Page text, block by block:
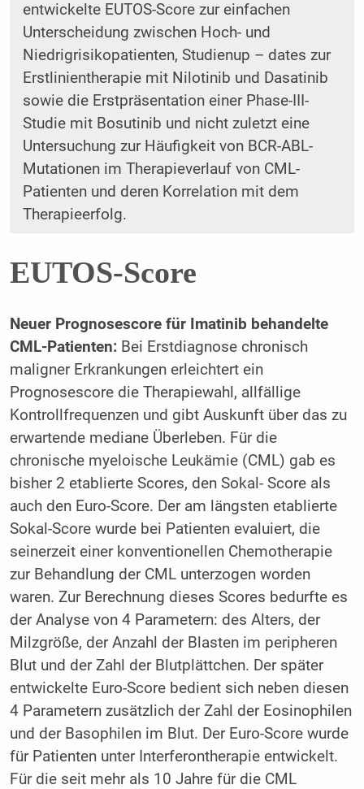
entwickelte EUTOS-Score zur einfachen
Unterscheidung zwischen Hoch- und
Niedrigrisikopatienten, Studienup – dates zur
Erstlinientherapie mit Nilotinib und Dasatinib
sowie die Erstpräsentation einer Phase-III-
Studie mit Bosutinib und nicht zuletzt eine
Untersuchung zur Häufigkeit von BCR-ABL-
Mutationen im Therapieverlauf von CML-
Patienten und deren Korrelation mit dem
Therapieerfolg.
EUTOS-Score
Neuer Prognosescore für Imatinib behandelte
CML-Patienten: Bei Erstdiagnose chronisch
maligner Erkrankungen erleichtert ein
Prognosescore die Therapiewahl, allfällige
Kontrollfrequenzen und gibt Auskunft über das zu
erwartende mediane Überleben. Für die
chronische myeloische Leukämie (CML) gab es
bisher 2 etablierte Scores, den Sokal- Score als
auch den Euro-Score. Der am längsten etablierte
Sokal-Score wurde bei Patienten evaluiert, die
seinerzeit einer konventionellen Chemotherapie
zur Behandlung der CML unterzogen worden
waren. Zur Berechnung dieses Scores bedurfte es
der Analyse von 4 Parametern: des Alters, der
Milzgröße, der Anzahl der Blasten im peripheren
Blut und der Zahl der Blutplättchen. Der später
entwickelte Euro-Score bedient sich neben diesen
4 Parametern zusätzlich der Zahl der Eosinophilen
und der Basophilen im Blut. Der Euro-Score wurde
für Patienten unter Interferontherapie entwickelt.
Für die seit mehr als 10 Jahre für die CML